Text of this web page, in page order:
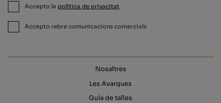
Accepto la política de privacitat
Accepto rebre comunicacions comercials
Nosaltres
Les Avarques
Guía de talles